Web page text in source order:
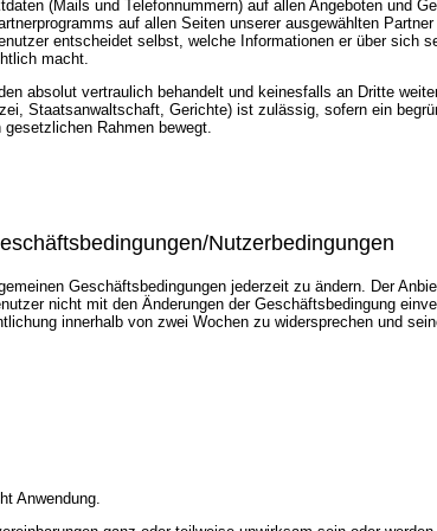
(Mails und Telefonnummern) auf allen Angeboten und
auf allen Seiten unserer ausgewählten
entscheidet selbst, welche Informationen er über sich
macht.
absolut vertraulich behandelt und keinesfalls an Dritte
Staatsanwaltschaft, Gerichte) ist zulässig, sofern ein
Rahmen bewegt.
Nutzerbedingungen
Geschäftsbedingungen jederzeit zu ändern. Der
nicht mit den Änderungen der Geschäftsbedingung
innerhalb von zwei Wochen zu widersprechen und
Anwendung.